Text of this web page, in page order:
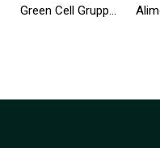
Green Cell Gruppo di continuità UPS 600VA 360W con display LCD + Nuova App